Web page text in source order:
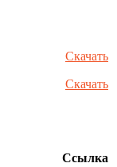
Скачать
Скачать
Ссылка